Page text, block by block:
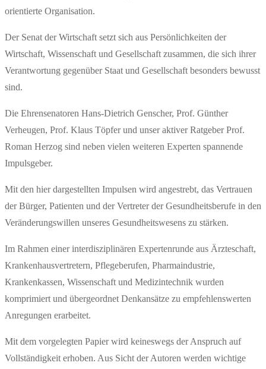
orientierte Organisation.
Der Senat der Wirtschaft setzt sich aus Persönlichkeiten der
Wirtschaft, Wissenschaft und Gesellschaft zusammen, die sich ihrer
Verantwortung gegenüber Staat und Gesellschaft besonders bewusst
sind.
Die Ehrensenatoren Hans-Dietrich Genscher, Prof. Günther
Verheugen, Prof. Klaus Töpfer und unser aktiver Ratgeber Prof.
Roman Herzog sind neben vielen weiteren Experten spannende
Impulsgeber.
Mit den hier dargestellten Impulsen wird angestrebt, das Vertrauen
der Bürger, Patienten und der Vertreter der Gesundheitsberufe in den
Veränderungswillen unseres Gesundheitswesens zu stärken.
Im Rahmen einer interdisziplinären Expertenrunde aus Ärzteschaft,
Krankenhausvertretern, Pflegeberufen, Pharmaindustrie,
Krankenkassen, Wissenschaft und Medizintechnik wurden
komprimiert und übergeordnet Denkansätze zu empfehlenswerten
Anregungen erarbeitet.
Mit dem vorgelegten Papier wird keineswegs der Anspruch auf
Vollständigkeit erhoben. Aus Sicht der Autoren werden wichtige